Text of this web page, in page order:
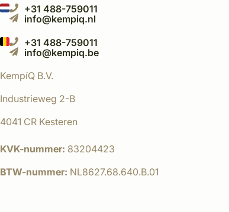
+31 488-759011
info@kempiq.nl
+31 488-759011
info@kempiq.be
KempíQ B.V.
Industrieweg 2-B
4041 CR Kesteren
KVK-nummer: 83204423
BTW-nummer: NL8627.68.640.B.01